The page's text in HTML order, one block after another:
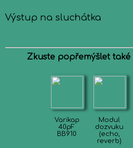
Výstup na sluchátka
Zkuste popřemýšlet také
Varikap
40pF
BB910
Modul
dozvuku
(echo,
reverb)